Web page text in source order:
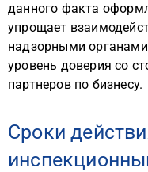
данного факта
упрощает
надзорными
уровень доверия со
партнеров по бизнесу.
Сроки